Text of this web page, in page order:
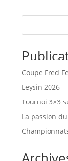
Coupe Fred
Leysin 2026
Tournoi 3×3
La passion